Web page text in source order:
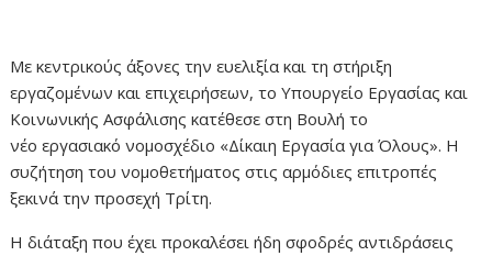
Με κεντρικούς άξονες την ευελιξία και τη στήριξη
εργαζομένων και επιχειρήσεων, το Υπουργείο Εργασίας και
Κοινωνικής Ασφάλισης κατέθεσε στη Βουλή το
νέο εργασιακό νομοσχέδιο «Δίκαιη Εργασία για Όλους». Η
συζήτηση του νομοθετήματος στις αρμόδιες επιτροπές
ξεκινά την προσεχή Τρίτη.
Η διάταξη που έχει προκαλέσει ήδη σφοδρές αντιδράσεις